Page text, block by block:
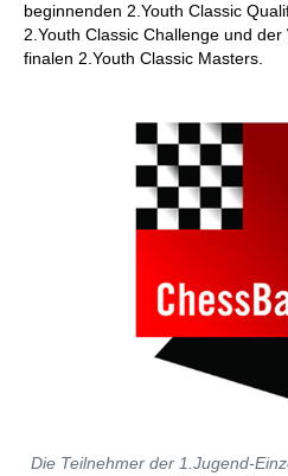
beginnenden 2.Youth Classic
2.Youth Classic Challenge und
finalen 2.Youth Classic Masters.
Die Teilnehmer der 1.Jugend-